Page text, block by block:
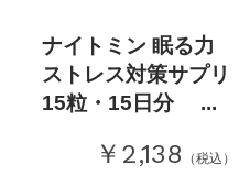
ナイトミン 眠る力
ストレス対策サプリ
15粒・15日分 ...
￥2,138 （税込）